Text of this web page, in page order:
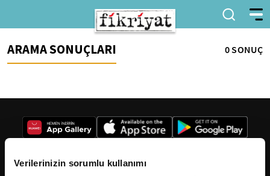
Verilerinizin sorumlu kullanımı
ARAMA SONUÇLARI 0 SONUÇ